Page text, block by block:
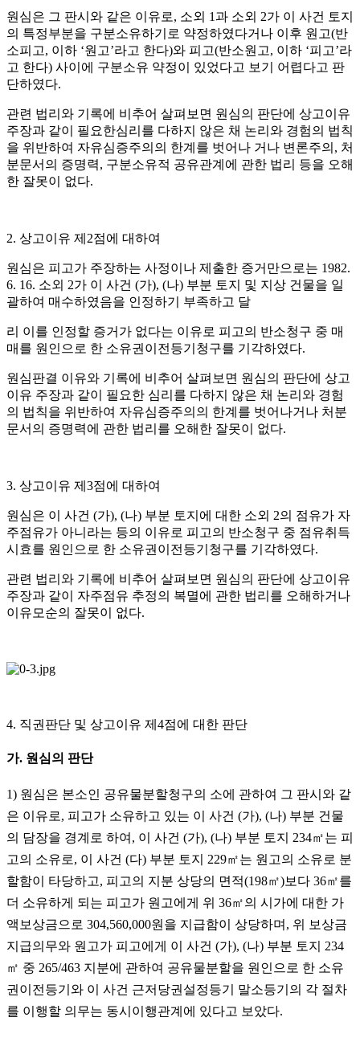
원심은 그 판시와 같은 이유로, 소외 1과 소외 2가 이 사건 토지
의 특정부분을 구분소유하기로 약정하였다거나 이후 원고(반
소피고, 이하 ‘원고’라고 한다)와 피고(반소원고, 이하 ‘피고’라
고 한다) 사이에 구분소유 약정이 있었다고 보기 어렵다고 판
단하였다.
관련 법리와 기록에 비추어 살펴보면 원심의 판단에 상고이유
주장과 같이 필요한심리를 다하지 않은 채 논리와 경험의 법칙
을 위반하여 자유심증주의의 한계를 벗어나 거나 변론주의 , 처
분문서의 증명력, 구분소유적 공유관계에 관한 법리 등을 오해
한 잘못이 없다.
2. 상고이유 제 2점에 대하여
원심은 피고가 주장하는 사정이나 제출한 증거만으로는 1982.
6. 16. 소외 2가 이 사건 (가), (나) 부분 토지 및 지상 건물을 일
괄하여 매수하였음을 인정하기 부족하고 달
리 이를 인정할 증거가 없다는 이유로 피고의 반소청구 중 매
매를 원인으로 한 소유권이전등기청구를 기각하였다.
원심판결 이유와 기록에 비추어 살펴보면 원심의 판단에 상고
이유 주장과 같이 필요한 심리를 다하지 않은 채 논리와 경험
의 법칙을 위반하여 자유심증주의의 한계를 벗어나거나 처분
문서의 증명력에 관한 법리를 오해한 잘못이 없다.
3. 상고이유 제 3점에 대하여
원심은 이 사건 (가), (나) 부분 토지에 대한 소외 2의 점유가 자
주점유가 아니라는 등의 이유로 피고의 반소청구 중 점유취득
시효를 원인으로 한 소유권이전등기청구를 기각하였다.
관련 법리와 기록에 비추어 살펴보면 원심의 판단에 상고이유
주장과 같이 자주점유 추정의 복멸에 관한 법리를 오해하거나
이유모순의 잘못이 없다.
4. 직권판단 및 상고이유 제 4점에 대한 판단
가. 원심의 판단
1) 원심은 본소인 공유물분할청구의 소에 관하여 그 판시와 같
은 이유로, 피고가 소유하고 있는 이 사건 (가), (나) 부분 건물
의 담장을 경계로 하여 , 이 사건 (가), (나) 부분 토지 234㎡는 피
고의 소유로, 이 사건 (다) 부분 토지 229㎡는 원고의 소유로 분
할함이 타당하고, 피고의 지분 상당의 면적(198㎡)보다 36㎡를
더 소유하게 되는 피고가 원고에게 위 36㎡의 시가에 대한 가
액보상금으로 304,560,000원을 지급함이 상당하며 , 위 보상금
지급의무와 원고가 피고에게 이 사건 (가), (나) 부분 토지 234
㎡ 중 265/463 지분에 관하여 공유물분할을 원인으로 한 소유
권이전등기와 이 사건 근저당권설정등기 말소등기의 각 절차
를 이행할 의무는 동시이행관계에 있다고 보았다.